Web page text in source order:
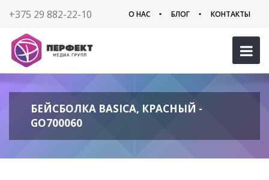
+375 29 882-22-10 О НАС БЛОГ КОНТАКТЫ
БЕЙСБОЛКА BASICA, КРАСНЫЙ -
GO700060